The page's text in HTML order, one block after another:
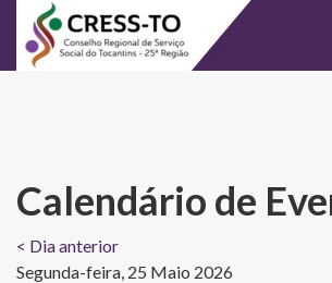
Calendário de
< Dia anterior
Segunda-feira, 25 Maio 2026